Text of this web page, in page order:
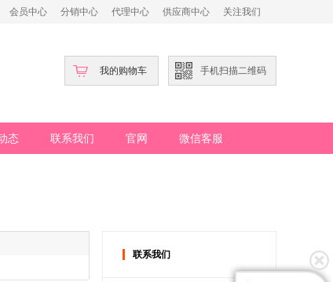
会员中心 分销中心 代理中心 供应商中心 关注我们
我的购物车 手机扫描二维码
态 联系我们 官网 微信客服
联系我们